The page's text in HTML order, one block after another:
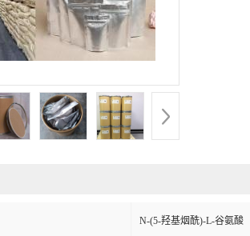
N-(5-羟基烟酰)-L-谷氨酸